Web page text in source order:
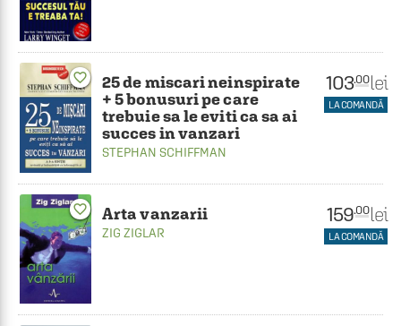
favorite_border
25 de miscari neinspirate
+ 5 bonusuri pe care
trebuie sa le eviti ca sa ai
succes in vanzari
STEPHAN SCHIFFMAN
103.00 lei
LA COMANDĂ
favorite_border Arta vanzarii
ZIG ZIGLAR
159.00 lei
LA COMANDĂ